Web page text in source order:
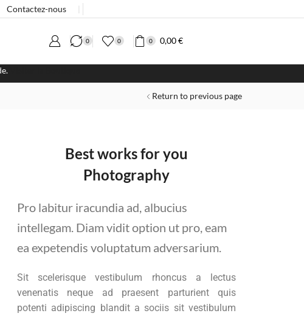
Contactez-nous
0 0 0 0,00€
Return to previous page
Best works for you
Photography
Pro labitur iracundia ad, albucius
intellegam. Diam vidit option ut pro, eam
ea expetendis voluptatum adversarium.
Sit scelerisque vestibulum rhoncus a lectus
venenatis neque ad praesent parturient quis
potenti adipiscing blandit a sociis sit vestibulum